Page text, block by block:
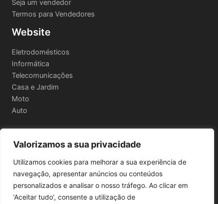
Valorizamos a sua privacidade
Utilizamos cookies para melhorar a sua experiência de
navegação, apresentar anúncios ou conteúdos
personalizados e analisar o nosso tráfego. Ao clicar em
‘Aceitar tudo’, consente a utilização de
Seja um vendedor
Termos para Vendedores
Website
Eletrodomésticos
Informática
Telecomunicações
Casa e Jardim
Moto
Auto
Informações Legais
Política de privacidade
Termos e Condições
Política de Envio e Devoluções